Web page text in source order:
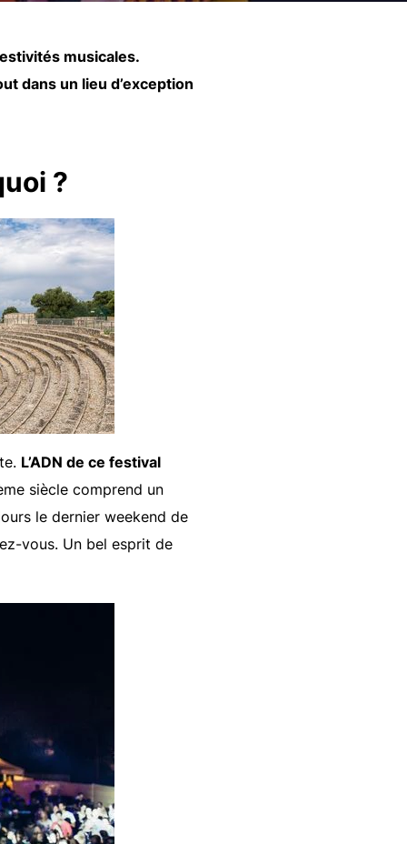
musicales.
dans un lieu d’exception
?
L’ADN de ce festival
siècle comprend un
le dernier weekend de
vous. Un bel esprit de